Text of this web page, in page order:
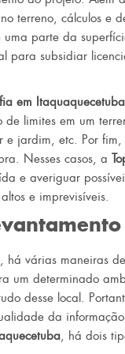
terreno, cálculos e
parte da
para subsidiar
em Itaquaquecetuba
limites em um
e jardim, etc. Por
Nesses casos, a
e averiguar
e imprevisíveis.
, há várias maneiras
um determinado
desse local.
da
, há dois